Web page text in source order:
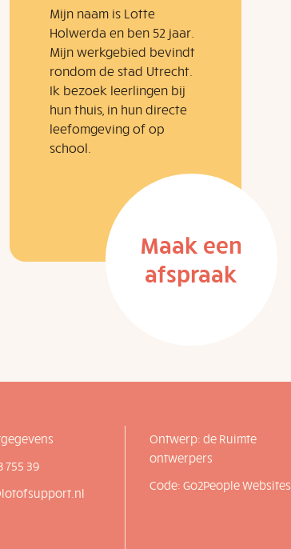
Mijn naam is Lotte
Holwerda en ben 52 jaar.
Mijn werkgebied bevindt
rondom de stad Utrecht.
Ik bezoek leerlingen bij
hun thuis, in hun directe
leefomgeving of op
school.
Maak een
afspraak
755 39
Ontwerp: de Ruimte
ontwerpers
Code: Go2People Websites